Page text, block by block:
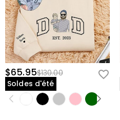
$65.95$130.00
Soldes d'été